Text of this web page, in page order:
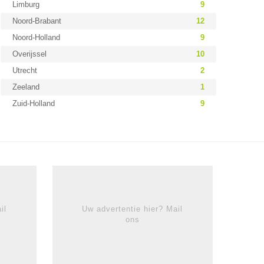
Limburg
9
Noord-Brabant
12
Noord-Holland
9
Overijssel
10
Utrecht
2
Zeeland
1
Zuid-Holland
9
Uw advertentie hier? Mail
ons